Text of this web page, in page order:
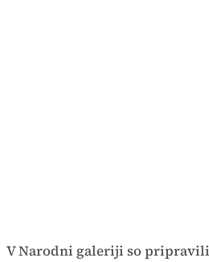
V Narodni galeriji so